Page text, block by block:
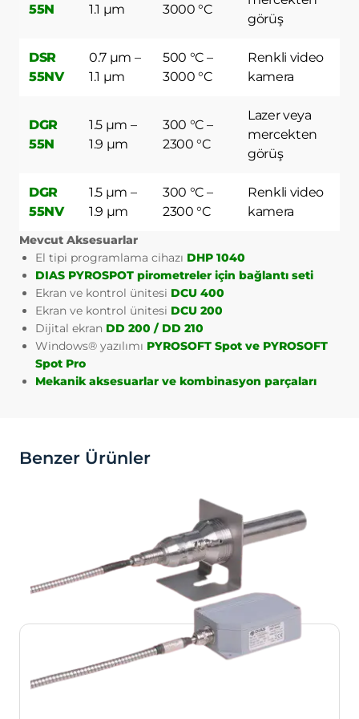
55N
1.1 µm
3000 °C
görüş
DSR
55NV
0.7 µm –
1.1 µm
500 °C –
3000 °C
Renkli video
kamera
DGR
55N
1.5 µm –
1.9 µm
300 °C –
2300 °C
Lazer veya
mercekten
görüş
DGR
55NV
1.5 µm –
1.9 µm
300 °C –
2300 °C
Renkli video
kamera
Mevcut Aksesuarlar
El tipi programlama cihazı DHP 1040
DIAS PYROSPOT pirometreler için bağlantı seti
Ekran ve kontrol ünitesi DCU 400
Ekran ve kontrol ünitesi DCU 200
Dijital ekran DD 200 / DD 210
Windows® yazılımı PYROSOFT Spot ve PYROSOFT
Spot Pro
Mekanik aksesuarlar ve kombinasyon parçaları
Benzer Ürünler
hatırlar. Bu tür çerezlerin amacı
ziyaret ettiği her bir sayfada kullanıcı
şifresini tekrar girmesini önler.
etkinliğinin ölçülmesi ve reklamların kaç
kere görüntülendiğinin hesaplanmasını
reklamların sunulmasıdır.
Aynı şekilde, ziyaretçilerin gezinmelerine
özel olarak ilgi alanlarının tespit edilmesini
ve uygun içeriklerin sunulmasını sağlarlar.
Örneğin, ziyaretçiye gösterilen reklamın
kısa süre içinde tekrar gösterilmesini
engeller.
4.ÇEREZ TERCİHLERİ NASIL
YÖNETİLİR?
Çerezlerin kullanımına ilişkin tercihlerinizi
değiştirmek ya da çerezleri engellemek
veya silmek için tarayıcınızın ayarlarını
veya reddetme, yalnızca belirli türdeki
sitesinin cihazınıza çerez depolamayı talep
ettiğinde tarayıcı tarafından uyarılma
Aynı zamanda, daha önce tarayıcınıza
kaydedilmiş çerezlerin silinmesi de
mümkündür.
Çerezleri devre dışı bırakır veya
reddederseniz, bazı tercihleri manuel
olarak ayarlamanız gerekebilir, hesabınızı
tanıyamayacağımız ve
ilişkilendiremeyeceğimiz için internet